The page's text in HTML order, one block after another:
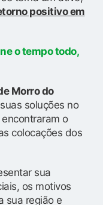
positivo em
o tempo todo,
Morro do
soluções no
o
colocações dos
sua
os motivos
sua região e